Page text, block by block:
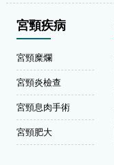
宮頸疾病
宮頸糜爛
宮頸炎檢查
宮頸息肉手術
宮頸肥大